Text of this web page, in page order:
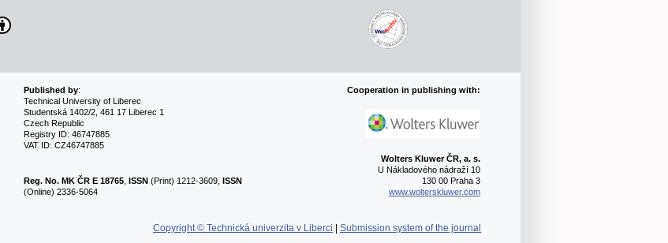
Published by:
Technical University of Liberec
Studentská 1402/2, 461 17 Liberec 1
Czech Republic
Registry ID: 46747885
VAT ID: CZ46747885
Reg. No. MK ČR E 18765, ISSN(Print) 1212-3609, ISSN
(Online) 2336-5064
Cooperation in publishing with:
Wolters Kluwer ČR, a. s.
U Nákladového nádraží 10
130 00 Praha 3
www.wolterskluwer.com
Copyright © Technická univerzita v Liberci Submission system of the journal